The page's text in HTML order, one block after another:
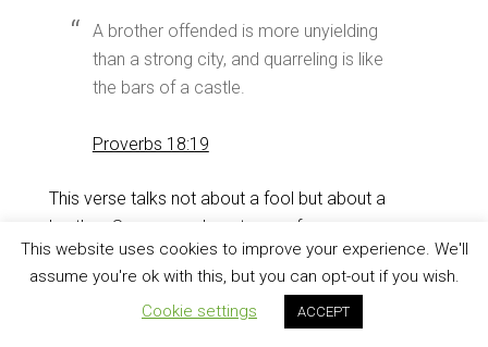
A brother offended is more unyielding
than a strong city, and quarreling is like
the bars of a castle.
Proverbs 18:19
‌This verse talks not about a fool but about a
brother. Someone close to you, from your own
family! Even perhaps, from the family of God.
‌Sometimes, strife arises from a deep violation of
This website uses cookies to improve your experience. We'll
assume you're ok with this, but you can opt-out if you wish.
Cookie settings
ACCEPT